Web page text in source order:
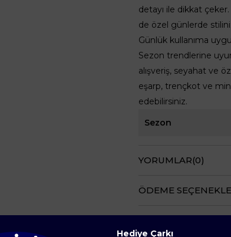
detayı ile dikkat
de özel günlerde
Günlük kullanıma
Sezon trendlerine
alışveriş, seyahat ve
eşarp, trençkot ve
edebilirsiniz.
Sezon
YORUMLAR(0)
ÖDEME
Hediye Çarkı